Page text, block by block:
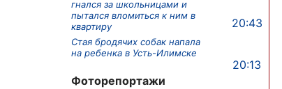
гнался за школьницами и
пытался вломиться к ним в
квартиру
Стая бродячих собак напала
на ребенка в Усть-Илимске
Фоторепортажи
20:43
20:13